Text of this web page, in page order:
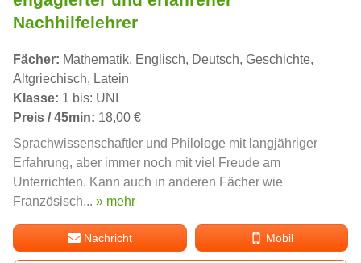
Nachhilfelehrer
Fächer: Mathematik, Englisch, Deutsch, Geschichte,
Altgriechisch, Latein
Klasse: 1 bis: UNI
Preis / 45min: 18,00 €
Sprachwissenschaftler und Philologe mit langjähriger
Erfahrung, aber immer noch mit viel Freude am
Unterrichten. Kann auch in anderen Fächer wie
Französisch... » mehr
Nachricht Mobil